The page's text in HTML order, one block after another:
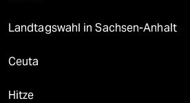
Landtagswahl in Sachsen-Anhalt
Ceuta
Hitze